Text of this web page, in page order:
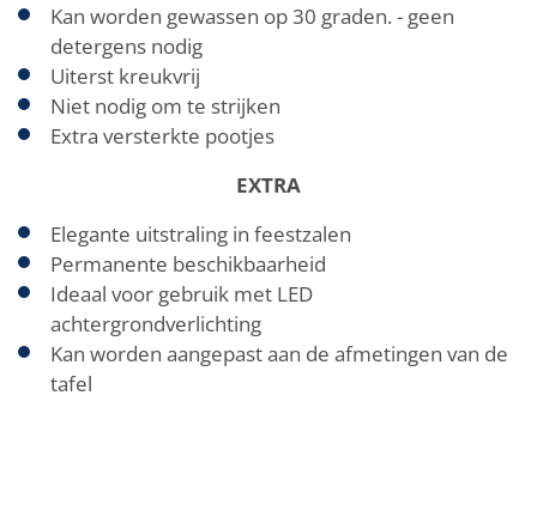
Kan worden gewassen op 30 graden. - geen
detergens nodig
Uiterst kreukvrij
Niet nodig om te strijken
Extra versterkte pootjes
EXTRA
Elegante uitstraling in feestzalen
Permanente beschikbaarheid
Ideaal voor gebruik met LED
achtergrondverlichting
Kan worden aangepast aan de afmetingen van de
tafel